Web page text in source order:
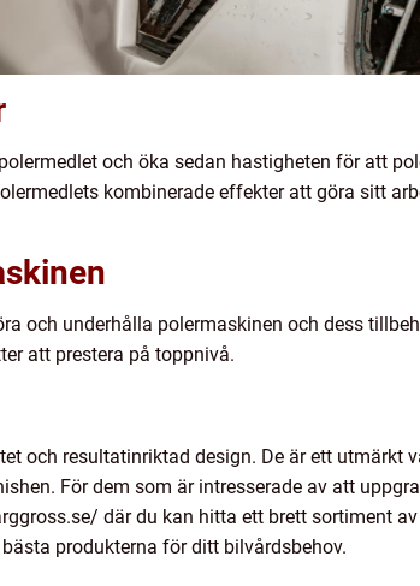
och öka sedan hastigheten för att
kombinerade effekter att göra sitt
och underhålla polermaskinen och dess
att prestera på toppnivå.
och resultatinriktad design. De är ett utmärkt
För dem som är intresserade av att
där du kan hitta ett brett sortiment av
produkterna för ditt bilvårdsbehov.